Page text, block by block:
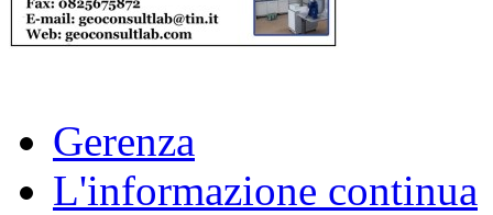
Gerenza
L'informazione continua